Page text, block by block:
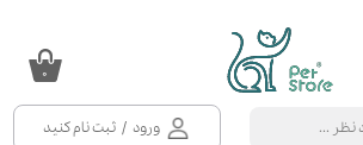
ورود / ثبت نام کنید
۰